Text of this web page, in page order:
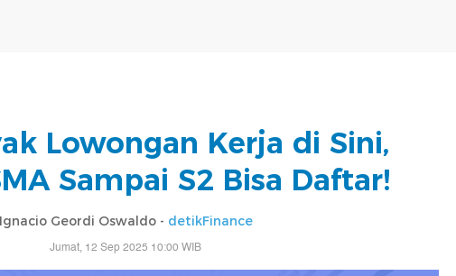
Lowongan Kerja di Sini,
Sampai S2 Bisa Daftar!
Ignacio Geordi Oswaldo - detikFinance
Jumat, 12 Sep 2025 10:00 WIB